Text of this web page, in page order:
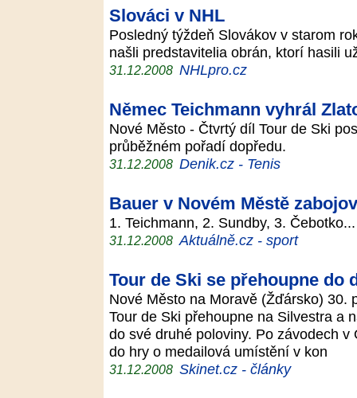
Slováci v NHL
Posledný týždeň Slovákov v starom
našli predstavitelia obrán, ktorí hasili
31.12.2008 NHLpro.cz
Němec Teichmann vyhrál
Nové Město - Čtvrtý díl Tour de Ski
průběžném pořadí dopředu.
31.12.2008 Denik.cz - Tenis
Bauer v Novém Městě
1. Teichmann, 2. Sundby, 3.
31.12.2008 Aktuálně.cz - sport
Tour de Ski se přehoupne do
Nové Město na Moravě (Žďársko) 30.
Tour de Ski přehoupne na Silvestra a
do své druhé poloviny. Po závodech
do hry o medailová umístění v kon
31.12.2008 Skinet.cz - články